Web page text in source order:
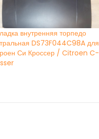
внутренняя торпедо
DS73F044C98A для
Си Кроссер / Citroen C-